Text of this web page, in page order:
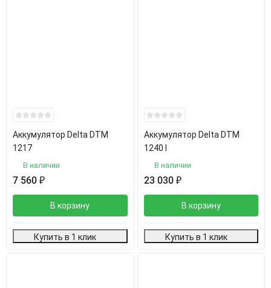
Аккумулятор Delta DTM
1217
В наличии
7 560 ₽
В корзину
Купить в 1 клик
Аккумулятор Delta DTM
1240 I
В наличии
23 030 ₽
В корзину
Купить в 1 клик